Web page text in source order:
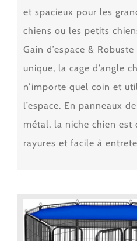
et spacieux pour les
chiens ou les petits
Gain d’espace &
unique, la cage d’angle
n’importe quel coin et
l’espace. En panneaux
métal, la niche chien est
rayures et facile à